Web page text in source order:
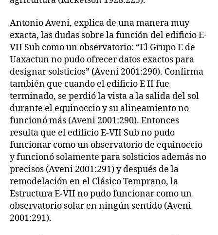
Antonio Aveni, explica de una manera muy
exacta, las dudas sobre la función del edificio E-
VII Sub como un observatorio: “El Grupo E de
Uaxactun no pudo ofrecer datos exactos para
designar solsticios” (Aveni 2001:290). Confirma
también que cuando el edificio E II fue
terminado, se perdió la vista a la salida del sol
durante el equinoccio y su alineamiento no
funcionó más (Aveni 2001:290). Entonces
resulta que el edificio E-VII Sub no pudo
funcionar como un observatorio de equinoccio
y funcionó solamente para solsticios además no
precisos (Aveni 2001:291) y después de la
remodelación en el Clásico Temprano, la
Estructura E-VII no pudo funcionar como un
observatorio solar en ningún sentido (Aveni
2001:291).